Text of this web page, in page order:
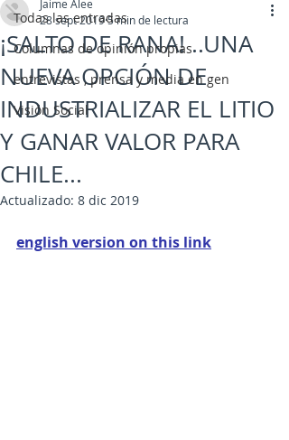
Todas las entradas
Columnas de opinión propias
entrevistas , prensa y media en gen
Visión Social
¡SALTO DE RANA! ..UNA
NUEVA OPCIÓN DE
INDUSTRIALIZAR EL LITIO
Y GANAR VALOR PARA
CHILE...
Jaime Alee
28 sept 20195 min de lectura
Actualizado: 8 dic 2019
english version on this link